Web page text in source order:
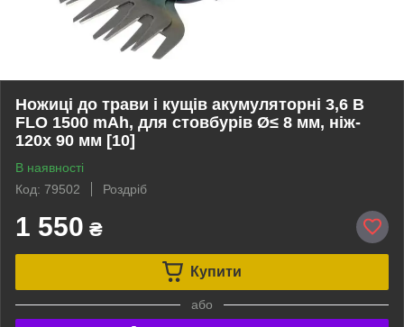
Ножиці до трави і кущів акумуляторні 3,6 В
FLO 1500 mAh, для стовбурів Ø≤ 8 мм, ніж-
120х 90 мм [10]
В наявності
Код: 79502
Роздріб
1 550 ₴
Купити
або